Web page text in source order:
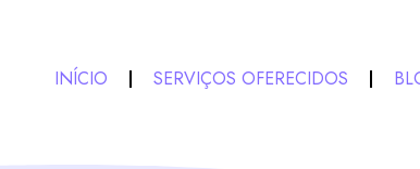
INÍCIO SERVIÇOS OFERECIDOS